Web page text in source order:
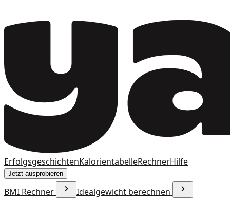
ErfolgsgeschichtenKalorientabelleRechnerHilfe
Jetzt ausprobieren
BMI Rechner
Idealgewicht berechnen